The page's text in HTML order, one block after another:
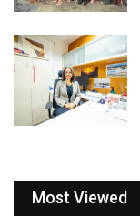
Most Viewed